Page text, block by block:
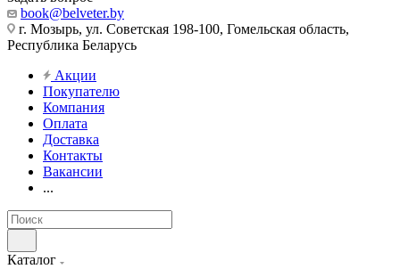
book@belveter.by
г. Мозырь, ул. Советская 198-100, Гомельская область,
Республика Беларусь
Акции
Покупателю
Компания
Оплата
Доставка
Контакты
Вакансии
...
Каталог